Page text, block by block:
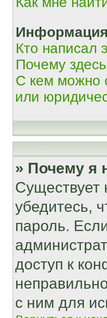
Кто написал
Почему
С кем можно
или
» Почему я
Существует
убедитесь,
пароль.
доступ к
с ним для